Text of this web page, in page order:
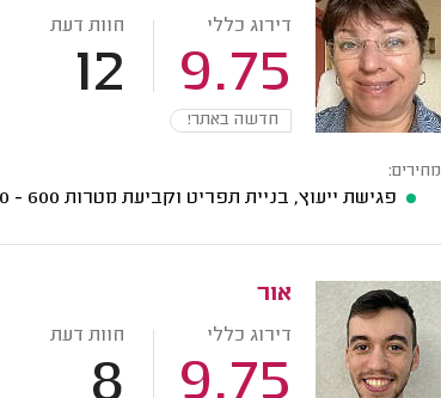
דירוג כללי
9.75
חוות דעת
12
חדשה באתר!
מחירים:
פגישת ייעוץ, בניית תפריט וקביעת מטרות 600 - 500
אור
דירוג כללי חוות דעת